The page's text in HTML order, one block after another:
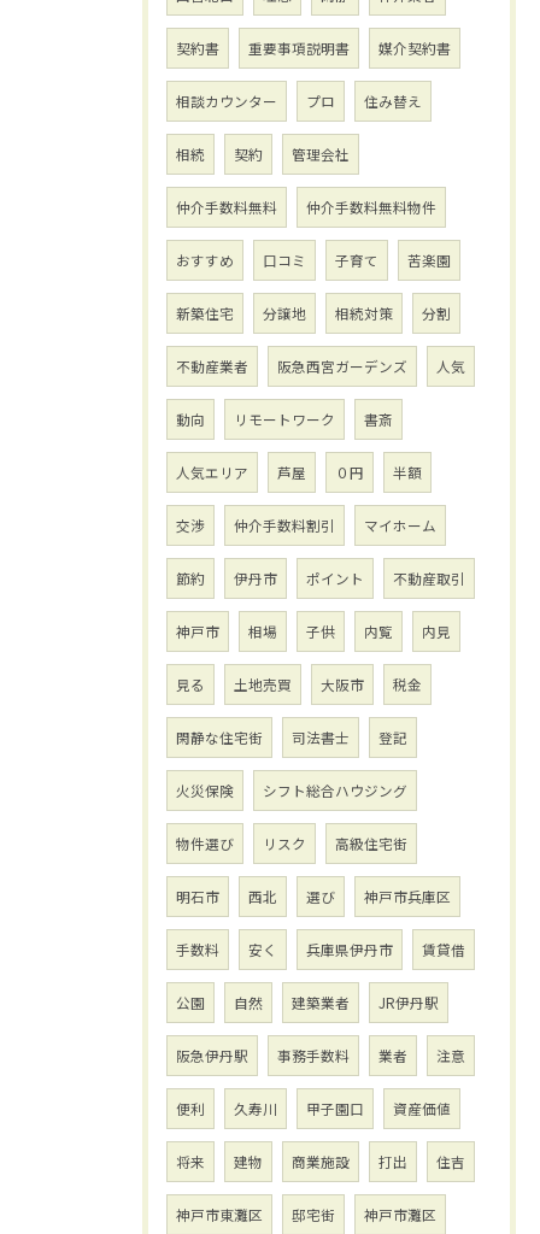
契約書 重要事項説明書 媒介契約書
相談カウンター プロ 住み替え
相続 契約 管理会社
仲介手数料無料 仲介手数料無料物件
おすすめ 口コミ 子育て 苦楽園
新築住宅 分譲地 相続対策 分割
不動産業者 阪急西宮ガーデンズ 人気
動向 リモートワーク 書斎
人気エリア 芦屋 ０円 半額
交渉 仲介手数料割引 マイホーム
節約 伊丹市 ポイント 不動産取引
神戸市 相場 子供 内覧 内見
見る 土地売買 大阪市 税金
閑静な住宅街 司法書士 登記
火災保険 シフト総合ハウジング
物件選び リスク 高級住宅街
明石市 西北 選び 神戸市兵庫区
手数料 安く 兵庫県伊丹市 賃貸借
公園 自然 建築業者 JR伊丹駅
阪急伊丹駅 事務手数料 業者 注意
便利 久寿川 甲子園口 資産価値
将来 建物 商業施設 打出 住吉
神戸市東灘区 邸宅街 神戸市灘区